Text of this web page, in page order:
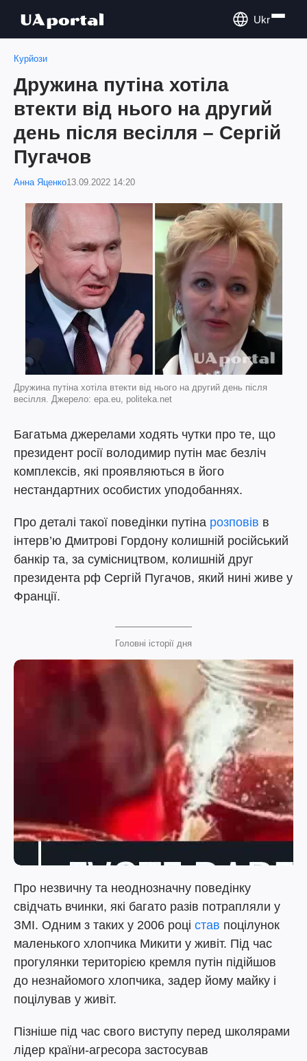
Ukr
Курйози
Дружина путіна хотіла
втекти від нього на другий
день після весілля – Сергій
Пугачов
Анна Яценко13.09.2022 14:20
Дружина путіна хотіла втекти від нього на другий день після
весілля. Джерело: epa.eu, politeka.net
Багатьма джерелами ходять чутки про те, що
президент росії володимир путін має безліч
комплексів, які проявляються в його
нестандартних особистих уподобаннях.
Про деталі такої поведінки путіна розповів в
інтерв’ю Дмитрові Гордону колишній російський
банкір та, за сумісництвом, колишній друг
президента рф Сергій Пугачов, який нині живе у
Франції.
Головні історії дня
Про незвичну та неоднозначну поведінку
свідчать вчинки, які багато разів потрапляли у
ЗМІ. Одним з таких у 2006 році став поцілунок
маленького хлопчика Микити у живіт. Під час
прогулянки територією кремля путін підійшов
до незнайомого хлопчика, задер йому майку і
поцілував у живіт.
Пізніше під час свого виступу перед школярами
лідер країни-агресора застосував